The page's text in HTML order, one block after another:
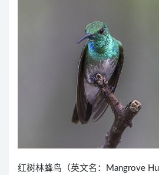
红树林蜂鸟（英文名：Mangrove